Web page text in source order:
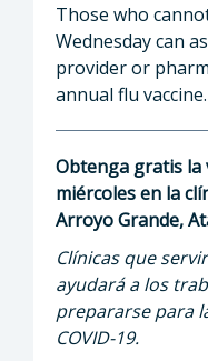
Those who
Wednesday can
provider or
annual flu vaccine.
Obtenga gratis la
miércoles en la
Arroyo Grande,
Clínicas que
ayudará a los
prepararse para
COVID-19.